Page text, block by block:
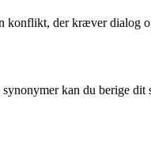
konflikt, der kræver dialog
kan du berige dit